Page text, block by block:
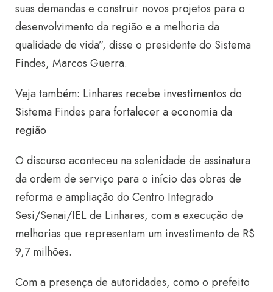
suas demandas e construir novos projetos para o
desenvolvimento da região e a melhoria da
qualidade de vida”, disse o presidente do Sistema
Findes, Marcos Guerra.
Veja também: Linhares recebe investimentos do
Sistema Findes para fortalecer a economia da
região
O discurso aconteceu na solenidade de assinatura
da ordem de serviço para o início das obras de
reforma e ampliação do Centro Integrado
Sesi/Senai/IEL de Linhares, com a execução de
melhorias que representam um investimento de R$
9,7 milhões.
Com a presença de autoridades, como o prefeito